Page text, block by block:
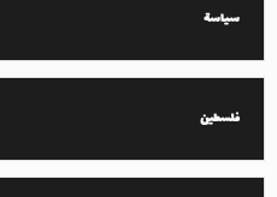
سياسة
فلسطين